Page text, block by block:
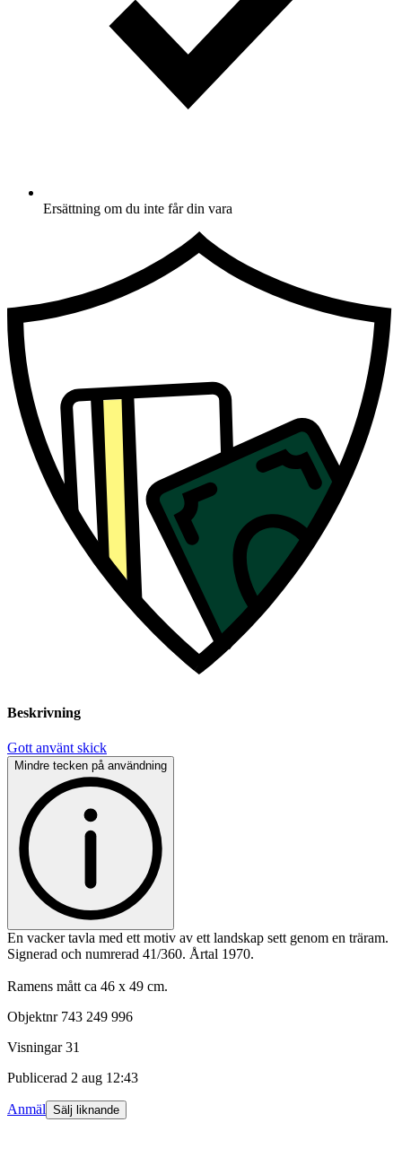
Ersättning om du inte får din vara
Beskrivning
Gott använt skick
Mindre tecken på användning
En vacker tavla med ett motiv av ett landskap sett genom en träram.
Signerad och numrerad 41/360. Årtal 1970.
Ramens mått ca 46 x 49 cm.
Objektnr 743 249 996
Visningar 31
Publicerad 2 aug 12:43
Anmäl Sälj liknande